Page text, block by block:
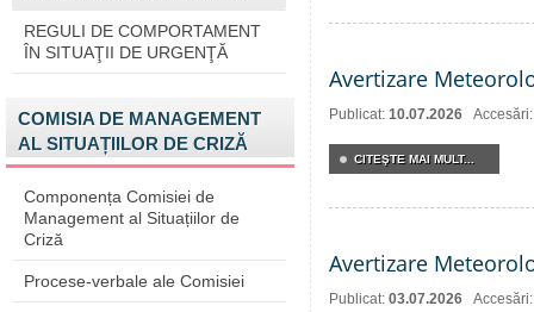
REGULI DE COMPORTAMENT
ÎN SITUAŢII DE URGENŢĂ
COMISIA DE MANAGEMENT
AL SITUAȚIILOR DE CRIZĂ
Componența Comisiei de
Management al Situațiilor de
Criză
Procese-verbale ale Comisiei
Avertizare
Publicat: 10.07.2026
CITEŞTE MAI MULT...
Avertizare
Publicat: 03.07.2026